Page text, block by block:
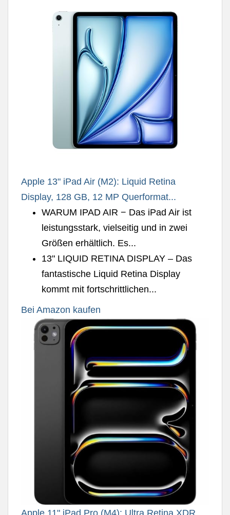
Apple 13" iPad Air (M2): Liquid Retina
Display, 128 GB, 12 MP Querformat...
WARUM IPAD AIR − Das iPad Air ist
leistungsstark, vielseitig und in zwei
Größen erhältlich. Es...
13" LIQUID RETINA DISPLAY – Das
fantastische Liquid Retina Display
kommt mit fortschrittlichen...
Bei Amazon kaufen
Apple 11" iPad Pro (M4): Ultra Retina XDR